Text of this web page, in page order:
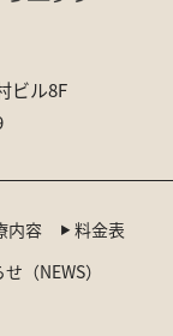
ビル8F
内容
料金表
（NEWS）